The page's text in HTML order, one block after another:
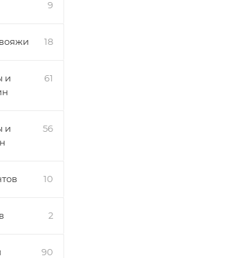
9
18
и
61
и
56
10
2
90